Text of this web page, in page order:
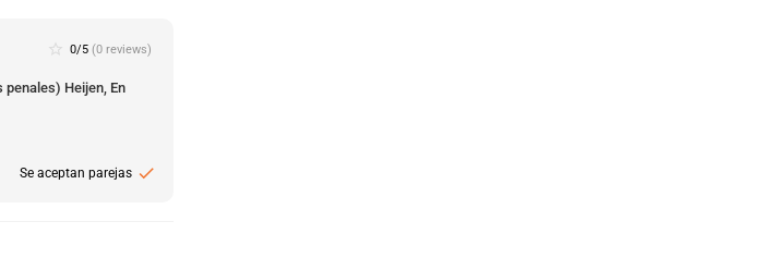
star_border 0/5 (0 reviews)
Heijen, En
Se aceptan parejas check